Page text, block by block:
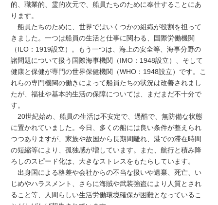
的、職業的、霊的次元で、船員たちのために奉仕することにあ
ります。
船員たちのために、世界ではいくつかの組織が役割を担って
きました。一つは船員の生活と仕事に関わる、国際労働機関
（ILO：1919設立）。もう一つは、海上の安全等、海事分野の
諸問題について扱う国際海事機関（IMO：1948設立）、そして
健康と保健が専門の世界保健機関（WHO：1948設立）です。こ
れらの専門機関の働きによって船員たちの状況は改善されまし
たが、福祉や基本的生活の保障については、まだまだ不十分で
す。
20世紀始め、船員の生活は不安定で、過酷で、無防備な状態
に置かれていました。今日、多くの船には良い条件が整えられ
つつありますが、家族や故国から長期間離れ、港での滞在時間
の短縮等により、孤独感が増しています。また、航行と積み降
ろしのスピード化は、大きなストレスをもたらしています。
出身国による格差や会社からの不当な扱いや遺棄、死亡、い
じめやハラスメント、さらに海賊や武装強盗により人質とされ
ること等、人間らしい生活労働環境確保が困難となっているこ